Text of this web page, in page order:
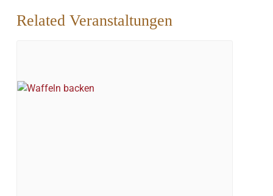
Related Veranstaltungen